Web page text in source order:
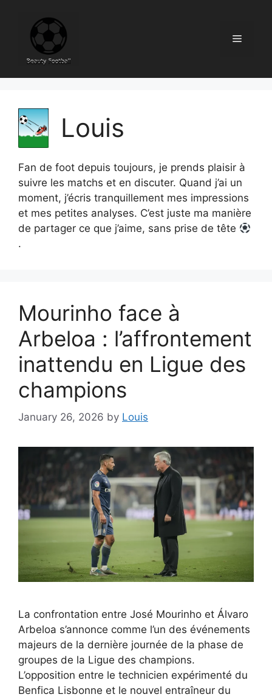
content
Menu
Louis
Fan de foot depuis toujours, je prends plaisir à
suivre les matchs et en discuter. Quand j’ai un
moment, j’écris tranquillement mes impressions
et mes petites analyses. C’est juste ma manière
de partager ce que j’aime, sans prise de tête
.
Mourinho face à
Arbeloa : l’affrontement
inattendu en Ligue des
champions
January 26, 2026 by Louis
La confrontation entre José Mourinho et Álvaro
Arbeloa s’annonce comme l’un des événements
majeurs de la dernière journée de la phase de
groupes de la Ligue des champions.
L’opposition entre le technicien expérimenté du
Benfica Lisbonne et le nouvel entraîneur du